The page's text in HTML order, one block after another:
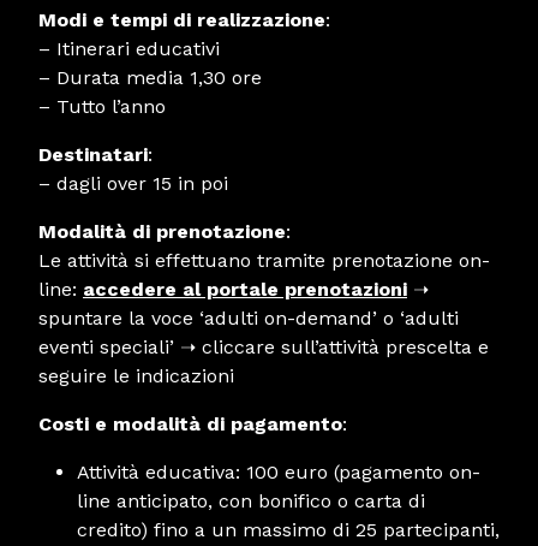
Modi e tempi di realizzazione:
– Itinerari educativi
– Durata media 1,30 ore
– Tutto l’anno
Destinatari:
– dagli over 15 in poi
Modalità di prenotazione:
Le attività si effettuano tramite prenotazione on-
line: accedere al portale prenotazioni ➝
spuntare la voce ‘adulti on-demand’ o ‘adulti
eventi speciali’ ➝ cliccare sull’attività prescelta e
seguire le indicazioni
Costi e modalità di pagamento:
Attività educativa: 100 euro (pagamento on-
line anticipato, con bonifico o carta di
credito) fino a un massimo di 25 partecipanti,